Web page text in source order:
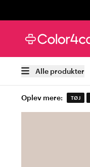
Alle produkter
Oplev mere: TØJ